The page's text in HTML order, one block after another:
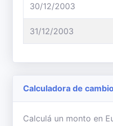
30/12/2003
31/12/2003
Calculadora de
Calculá un monto en